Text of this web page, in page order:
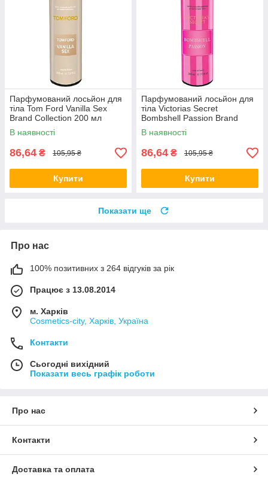
Парфумований лосьйон для
тіла Tom Ford Vanilla Sex
Brand Collection 200 мл
В наявності
86,64 ₴ 105,95 ₴
Купити
Парфумований лосьйон для
тіла Victorias Secret
Bombshell Passion Brand
Collection 200 мл
В наявності
86,64 ₴ 105,95 ₴
Купити
Показати ще
Про нас
100% позитивних з 264 відгуків за рік
Працює з 13.08.2014
м. Харків
Cosmetics-city, Харків, Україна
Контакти
Сьогодні вихідний
Показати весь графік роботи
Про нас
Контакти
Доставка та оплата